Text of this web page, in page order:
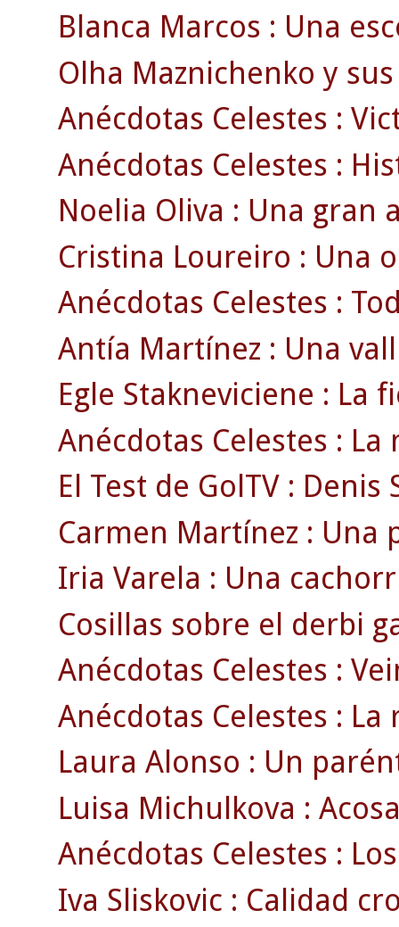
Blanca Marcos : Una
Olha Maznichenko y
Anécdotas Celestes :
Anécdotas Celestes :
Noelia Oliva : Una gran
Cristina Loureiro : Una
Anécdotas Celestes :
Antía Martínez : Una
Egle Stakneviciene : La
Anécdotas Celestes :
El Test de GolTV : Denis
Carmen Martínez : Una
Iria Varela : Una
Cosillas sobre el derbi
Anécdotas Celestes :
Anécdotas Celestes :
Laura Alonso : Un
Luisa Michulkova :
Anécdotas Celestes :
Iva Sliskovic : Calidad